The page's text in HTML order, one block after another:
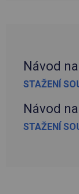
Návod
STAŽENÍ
Návod
STAŽENÍ